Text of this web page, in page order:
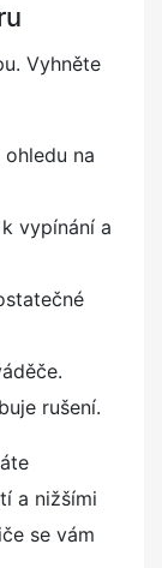
Vyhněte
na
vypínání a
rušení.
a nižšími
se vám